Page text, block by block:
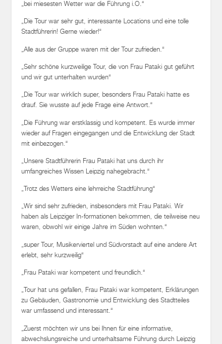
„bei miesesten Wetter war die Führung i.O.“
„Die Tour war sehr gut, interessante Locations und eine tolle
Stadtführerin! Gerne wieder!“
„Alle aus der Gruppe waren mit der Tour zufrieden.“
„Sehr schöne kurzweilige Tour, die von Frau Pataki gut geführt
und wir gut unterhalten wurden“
„Die Tour war wirklich super, besonders Frau Pataki hatte es
drauf. Sie wusste auf jede Frage eine Antwort.“
„Die Führung war erstklassig und kompetent. Es wurde immer
wieder auf Fragen eingegangen und die Entwicklung der Stadt
mit einbezogen.“
„Unsere Stadtführerin Frau Pataki hat uns durch ihr
umfangreiches Wissen Leipzig nahegebracht.“
„Trotz des Wetters eine lehrreiche Stadtführung“
„Wir sind sehr zufrieden, insbesonders mit Frau Pataki. Wir
haben als Leipziger In-formationen bekommen, die teilweise neu
waren, obwohl wir einige Jahre im Süden wohnten.“
„super Tour, Musikerviertel und Südvorstadt auf eine andere Art
erlebt, sehr kurzweilig“
„Frau Pataki war kompetent und freundlich.“
„Tour hat uns gefallen, Frau Pataki war kompetent, Erklärungen
zu Gebäuden, Gastronomie und Entwicklung des Stadtteiles
war umfassend und interessant.“
„Zuerst möchten wir uns bei Ihnen für eine informative,
abwechslungsreiche und unterhaltsame Führung durch Leipzig